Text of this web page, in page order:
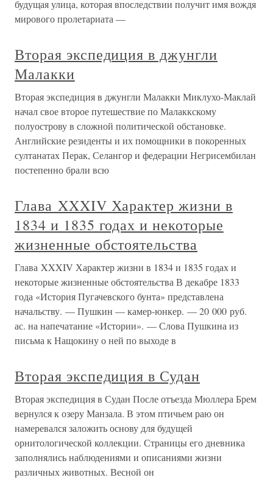
будущая улица, которая впоследствии получит имя вождя
мирового пролетариата —
Вторая экспедиция в джунгли
Малакки
Вторая экспедиция в джунгли Малакки Миклухо-Маклай
начал свое второе путешествие по Малаккскому
полуострову в сложной политической обстановке.
Английские резиденты и их помощники в покоренных
султанатах Перак, Селангор и федерации Негрисембилан
постепенно брали всю
Глава XXXIV Характер жизни в
1834 и 1835 годах и некоторые
жизненные обстоятельства
Глава XXXIV Характер жизни в 1834 и 1835 годах и
некоторые жизненные обстоятельства В декабре 1833
года «История Пугачевского бунта» представлена
начальству. — Пушкин — камер-юнкер. — 20 000 руб.
ас. на напечатание «Истории». — Слова Пушкина из
письма к Нащокину о ней по выходе в
Вторая экспедиция в Судан
Вторая экспедиция в Судан После отъезда Мюллера Брем
вернулся к озеру Манзала. В этом птичьем раю он
намеревался заложить основу для будущей
орнитологической коллекции. Страницы его дневника
заполнялись наблюдениями и описаниями жизни
различных животных. Весной он